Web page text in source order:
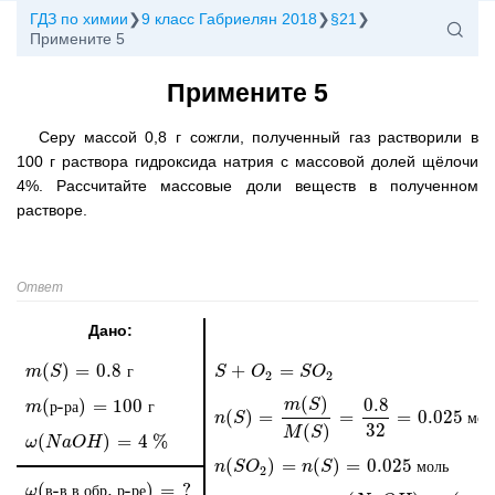
ГДЗ по химии 9 класс Габриелян 2018
§21
Примените 5
Примените 5
Серу массой 0,8 г сожгли, полученный газ растворили в
100 г раствора гидроксида натрия с массовой долей щёлочи
4%. Рассчитайте массовые доли веществ в полученном
растворе.
Ответ
Дано:
m(S) = 0.8 г
m(S)= 0.8
m(р-ра) = 100 г
m(р-ра)= 100г
ω(NaOH) = 4 %
ω(NaOH)= 4 %
S + O2 = SO2
S+O 2=S O2
n(S) =
m(S)
M(S)
=
0.8
32
= 0.025 мо
n(S)= m(S )M(S)= 0.832=0.025моль
n(SO2) = n(S) = 0.025 моль
n(SO2)= (S )=0.025моль
(в-в в обр. р-ре) = ?